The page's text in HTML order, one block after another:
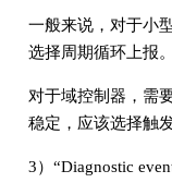
一般来说，对于小
选择周期循环上报。
对于域控制器，需
稳定，应该选择触发
3）“Diagnostic